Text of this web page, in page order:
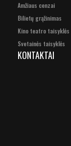
Amžiaus cenzai
Bilietų grąžinimas
Kino teatro taisyklės
Svetainės taisyklės
KONTAKTAI